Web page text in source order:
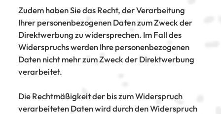
Zudem haben Sie das Recht, der Verarbeitung
Ihrer personenbezogenen Daten zum Zweck der
Direktwerbung zu widersprechen. Im Fall des
Widerspruchs werden Ihre personenbezogenen
Daten nicht mehr zum Zweck der Direktwerbung
verarbeitet.
Die Rechtmäßigkeit der bis zum Widerspruch
verarbeiteten Daten wird durch den Widerspruch